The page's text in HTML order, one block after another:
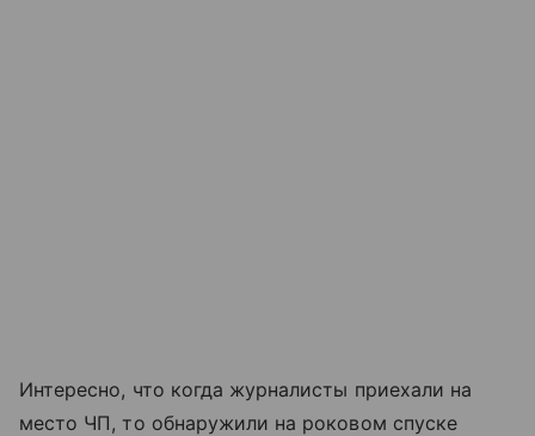
Интересно, что когда журналисты приехали на
место ЧП, то обнаружили на роковом спуске